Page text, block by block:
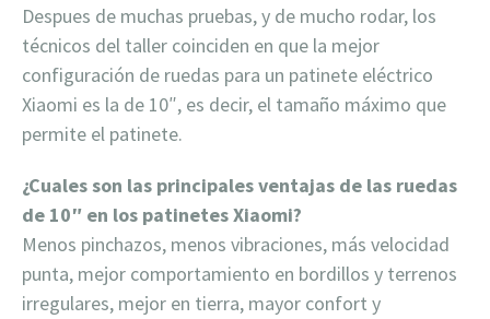
Despues de muchas pruebas, y de mucho rodar, los
técnicos del taller coinciden en que la mejor
configuración de ruedas para un patinete eléctrico
Xiaomi es la de 10″, es decir, el tamaño máximo que
permite el patinete.
¿Cuales son las principales ventajas de las ruedas
de 10″ en los patinetes Xiaomi?
Menos pinchazos, menos vibraciones, más velocidad
punta, mejor comportamiento en bordillos y terrenos
irregulares, mejor en tierra, mayor confort y